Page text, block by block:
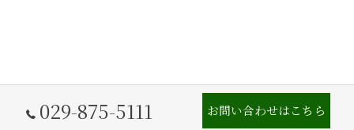
029-875-5111 お問い合わせはこちら